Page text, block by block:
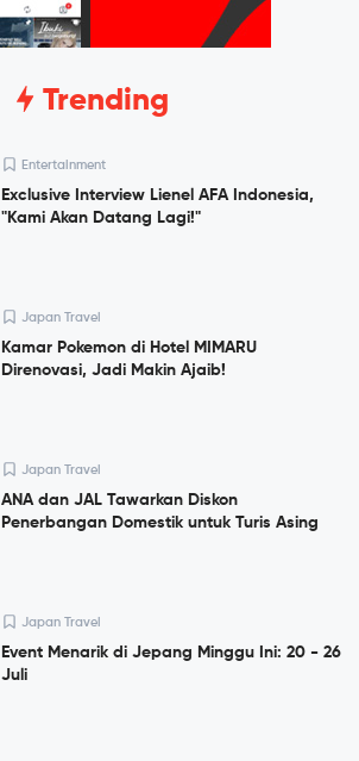
Trending
Entertainment
Exclusive Interview Lienel AFA Indonesia,
"Kami Akan Datang Lagi!"
Japan Travel
Kamar Pokemon di Hotel MIMARU
Direnovasi, Jadi Makin Ajaib!
Japan Travel
ANA dan JAL Tawarkan Diskon
Penerbangan Domestik untuk Turis Asing
Japan Travel
Event Menarik di Jepang Minggu Ini: 20 - 26
Juli